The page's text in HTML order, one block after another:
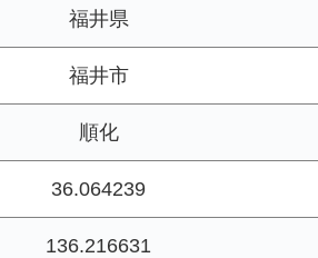
福井県
福井市
順化
36.064239
136.216631